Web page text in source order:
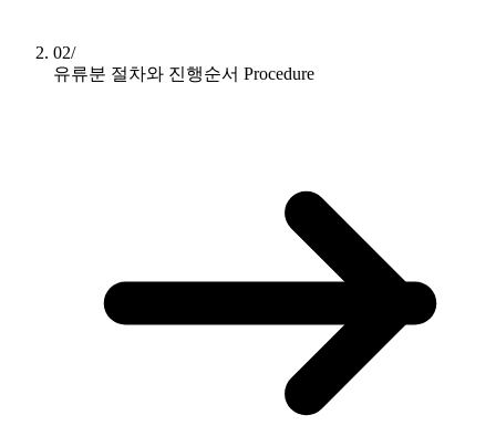
02/
유류분 절차와 진행순서 Procedure